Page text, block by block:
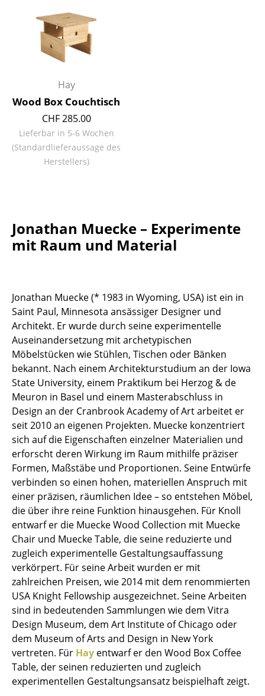
Hocker
Bänke & Liegen
Sitzsäcke
Gartenstühle
Schaukelstühle
Bürodrehstühle
Einzelteile
... alle Sitzmöbel
Esstische
Beistelltische
Couchtische
Schreibtische
Sekretäre & PC-Tische
Konferenztische
Stehtische & Stehpulte
Kindertische
Gartentische
Servierwagen
Einzelteile
... alle Tische
Aufbewahren
Regale & Schränke
Bücherregale
Wandregale
Sideboards & Kommoden
Hay
Wood Box Couchtisch
CHF 285.00
Lieferbar in 5-6 Wochen
(Standardlieferaussage des
Herstellers)
Jonathan Muecke – Experimente
mit Raum und Material
Jonathan Muecke (* 1983 in Wyoming, USA) ist ein in
Saint Paul, Minnesota ansässiger Designer und
Architekt. Er wurde durch seine experimentelle
Auseinandersetzung mit archetypischen
Möbelstücken wie Stühlen, Tischen oder Bänken
bekannt. Nach einem Architekturstudium an der Iowa
State University, einem Praktikum bei Herzog & de
Meuron in Basel und einem Masterabschluss in
Design an der Cranbrook Academy of Art arbeitet er
seit 2010 an eigenen Projekten. Muecke konzentriert
sich auf die Eigenschaften einzelner Materialien und
erforscht deren Wirkung im Raum mithilfe präziser
Formen, Maßstäbe und Proportionen. Seine Entwürfe
verbinden so einen hohen, materiellen Anspruch mit
einer präzisen, räumlichen Idee – so entstehen Möbel,
die über ihre reine Funktion hinausgehen. Für Knoll
entwarf er die Muecke Wood Collection mit Muecke
Chair und Muecke Table, die seine reduzierte und
zugleich experimentelle Gestaltungsauffassung
verkörpert. Für seine Arbeit wurden er mit
zahlreichen Preisen, wie 2014 mit dem renommierten
USA Knight Fellowship ausgezeichnet. Seine Arbeiten
sind in bedeutenden Sammlungen wie dem Vitra
Design Museum, dem Art Institute of Chicago oder
dem Museum of Arts and Design in New York
vertreten. Für Hay entwarf er den Wood Box Coffee
Table, der seinen reduzierten und zugleich
experimentellen Gestaltungsansatz beispielhaft zeigt.